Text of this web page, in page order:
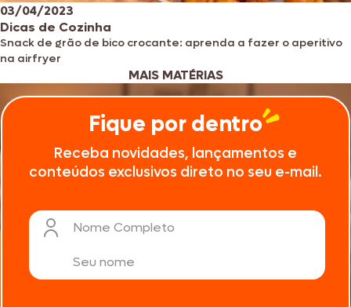
03/04/2023
Dicas de Cozinha
Snack de grão de bico crocante: aprenda a fazer o aperitivo
na airfryer
MAIS MATÉRIAS
Fique por dentro
Receba novidades, lançamentos e
conteúdos exclusivos direto no seu e-mail.
Nome Completo